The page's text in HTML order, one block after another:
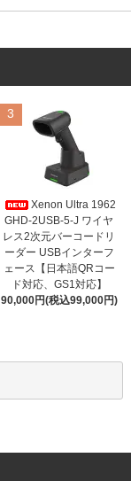
3
Xenon Ultra 1962
GHD-2USB-5-J ワイヤ
レス2次元バーコードリ
ーダー USBインターフ
ェース【日本語QRコー
ド対応、GS1対応】
90,000円(税込99,000円)